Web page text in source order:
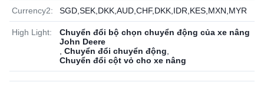
Currency2: SGD,SEK,DKK,AUD,CHF,DKK,IDR,KES,MXN,MYR
High Light:
Chuyển đổi bộ chọn chuyển động của xe nâng
John Deere
Chuyển đổi chuyển động
Chuyển đổi cột vỏ cho xe nâng